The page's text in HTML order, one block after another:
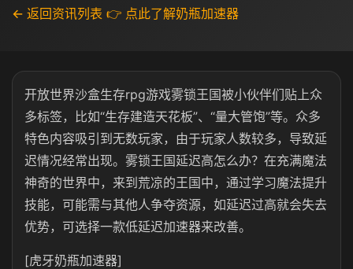
← 返回资讯列表 👉 点此了解奶瓶加速器
开放世界沙盒生存rpg游戏雾锁王国被小伙伴们贴上众
多标签，比如“生存建造天花板”、“量大管饱”等。众多
特色内容吸引到无数玩家，由于玩家人数较多，导致延
迟情况经常出现。雾锁王国延迟高怎么办？在充满魔法
神奇的世界中，来到荒凉的王国中，通过学习魔法提升
技能，可能需与其他人争夺资源，如延迟过高就会失去
优势，可选择一款低延迟加速器来改善。
[虎牙奶瓶加速器]